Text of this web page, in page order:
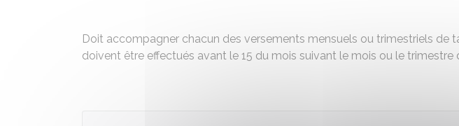
Doit accompagner chacun des versements mensuels ou trimestriels de
doivent être effectués avant le 15 du mois suivant le mois ou le trimestre